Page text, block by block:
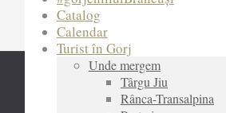
Catalog
Calendar
Turist în Gorj
Unde mergem
Târgu Jiu
Rânca-Transalpina